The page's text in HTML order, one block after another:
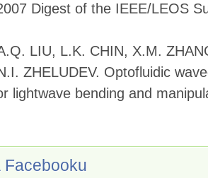
Digest of the IEEE/LEOS
LIU, L.K. CHIN, X.M.
ZHELUDEV. Optofluidic
lightwave bending and